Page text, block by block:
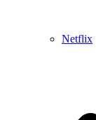
Netflix